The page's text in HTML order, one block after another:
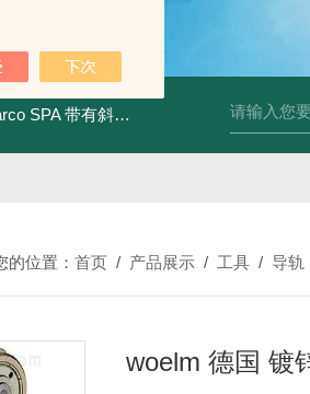
有斜齿轮青铜润滑油泵 UP2-P
的位置：首页 / 产品展示 / 工具 /导轨
woelm 德国 镀